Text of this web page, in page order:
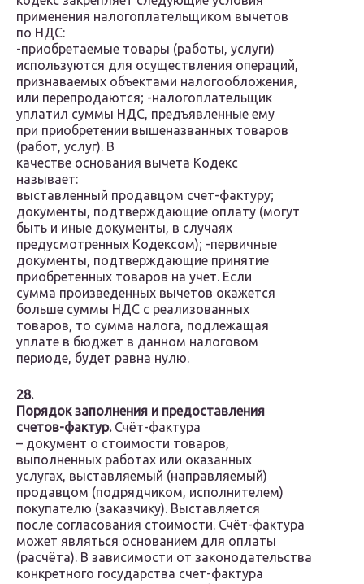
применения налогоплательщиком вычетов
по НДС:
-приобретаемые товары (работы, услуги)
используются для осуществления операций,
признаваемых объектами налогообложения,
или перепродаются; -налогоплательщик
уплатил суммы НДС, предъявленные ему
при приобретении вышеназванных товаров
(работ, услуг). В
качестве основания вычета Кодекс
называет:
выставленный продавцом счет-фактуру;
документы, подтверждающие оплату (могут
быть и иные документы, в случаях
предусмотренных Кодексом); -первичные
документы, подтверждающие принятие
приобретенных товаров на учет. Если
сумма произведенных вычетов окажется
больше суммы НДС с реализованных
товаров, то сумма налога, подлежащая
уплате в бюджет в данном налоговом
периоде, будет равна нулю.
28.
Порядок заполнения и предоставления
счетов-фактур. Счёт-фактура
– документ о стоимости товаров,
выполненных работах или оказанных
услугах, выставляемый (направляемый)
продавцом (подрядчиком, исполнителем)
покупателю (заказчику). Выставляется
после согласования стоимости. Счёт-фактура
может являться основанием для оплаты
(расчёта). В зависимости от законодательства
конкретного государства счет-фактура